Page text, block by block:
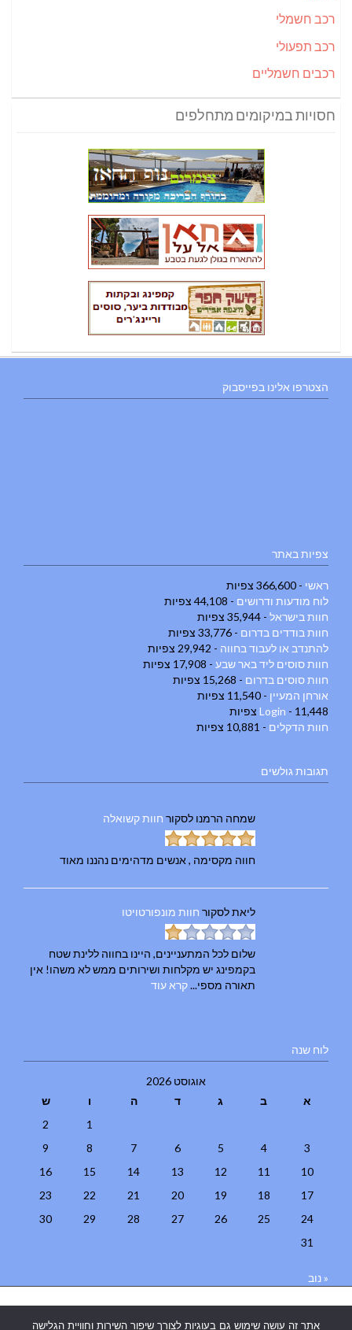
רכב חשמלי
רכב תפעולי
רכבים חשמליים
חסויות במיקומים מתחלפים
הצטרפו אלינו בפייסבוק
צפיות באתר
ראשי - 366,600 צפיות
לוח מודעות ודרושים - 44,108 צפיות
חוות בישראל - 35,944 צפיות
חוות בודדים בדרום - 33,776 צפיות
להתנדב או לעבוד בחווה - 29,942 צפיות
חוות סוסים ליד באר שבע - 17,908 צפיות
חוות סוסים בדרום - 15,268 צפיות
אורחן המעיין - 11,540 צפיות
Login - 11,448 צפיות
חוות הדקלים - 10,881 צפיות
תגובות גולשים
שמחה הרמנו לסקור חוות קשואלה
חווה מקסימה , אנשים מדהימים נהננו מאוד
ליאתלסקור חוות מונפורטויטו
שלום לכל המתעניינים, היינו בחווה ללינת שטח
בקמפינג יש מקלחות ושירותים ממש לא משהו! אין
תאורה מספי...קרא עוד
לוח שנה
אוגוסט 2026
א
ב ג ד ה ו
ש
1
2
3
4
5
6
7
8
9
10
11
12
13
14
15
16
17
18
19
20
21
22
23
24
25
26
27
28
29
30
31
« נוב
אתר זה עושה שימוש גם בעוגיות לצורך שיפור השירות וחוויית הגלישה